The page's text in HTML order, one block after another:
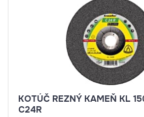
KOTÚČ REZNÝ KAMEŇ KL
C24R